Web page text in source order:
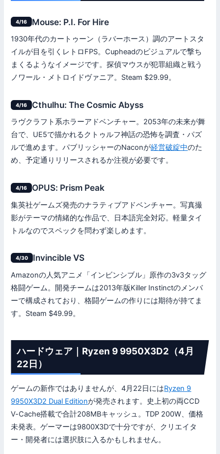
4/16 Mouse: P.I. For Hire
1930年代のカートゥーン（ラバーホース）調のアートスタ
イルが目を引くレトロFPS。Cupheadのビジュアルで撃ち
まくるようなイメージです。探偵マウスが犯罪組織と戦う
ノワール・メトロイドヴァニア。Steam $29.99。
4/16 Cthulhu: The Cosmic Abyss
ラヴクラフト系ホラーアドベンチャー。2053年の未来が舞
台で、UE5で描かれるクトゥルフ神話の恐怖を調査・パズ
ルで進めます。パブリッシャーのNaconが経営破綻中のた
め、予定通りリリースされるか注視が必要です。
4/16 OPUS: Prism Peak
集英社ゲームズ発売のナラティブアドベンチャー。写真撮
影がテーマの情緒的な作品で、日本語完全対応。軽量タイ
トルなのでスペックを問わず楽しめます。
4/30 Invincible VS
Amazonの人気アニメ「インビンシブル」原作の3v3タッグ
格闘ゲーム。開発チームは2013年版Killer Instinctのメンバ
ーで構成されており、格闘ゲームの作りには期待が持てま
す。Steam $49.99。
ハードウェア｜Ryzen 9 9950X3D2（4月
22日）
ゲームの新作ではありませんが、4月22日にはRyzen 9
9950X3D2 Dual Editionが発売されます。史上初の両CCD
V-Cache搭載で合計208MBキャッシュ。TDP 200W、価格
未発表。ゲーマーは9800X3Dで十分ですが、クリエイタ
ー・開発者には選択肢に入るかもしれません。